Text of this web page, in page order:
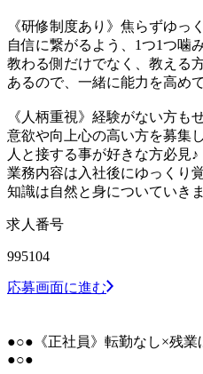
《研修制度あり》焦らずゆっ
自信に繋がるよう、1つ1つ噛
教わる側だけでなく、教える
あるので、一緒に能力を高め
《人柄重視》経験がない方も
意欲や向上心の高い方を募集し
人と接する事が好きな方必見♪
業務内容は入社後にゆっくり
知識は自然と身についていきま
求人番号
995104
応募画面に進む
●○●《正社員》転勤なし×残業
●○●